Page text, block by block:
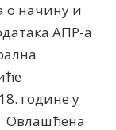
о начину и
АПР-а
године у
Овлашћена